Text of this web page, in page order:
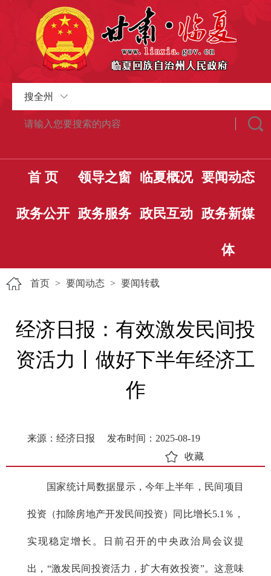
搜全州
首 页 领导之窗 临夏概况 要闻动态
政务公开 政务服务 政民互动 政务新媒
体
首页 > 要闻动态 > 要闻转载
经济日报：有效激发民间投
资活力丨做好下半年经济工
作
来源：经济日报
发布时间：2025-08-19
收藏
国家统计局数据显示，今年上半年，民间项目
投资（扣除房地产开发民间投资）同比增长5.1％，
实现稳定增长。日前召开的中央政治局会议提
出，“激发民间投资活力，扩大有效投资”。这意味